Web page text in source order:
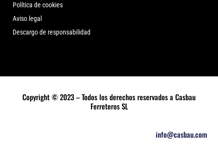
Política de cookies
Aviso legal
Descargo de responsabilidad
Copyright © 2023 – Todos los derechos reservados a Casbau
Ferreteros SL
info@casbau.com